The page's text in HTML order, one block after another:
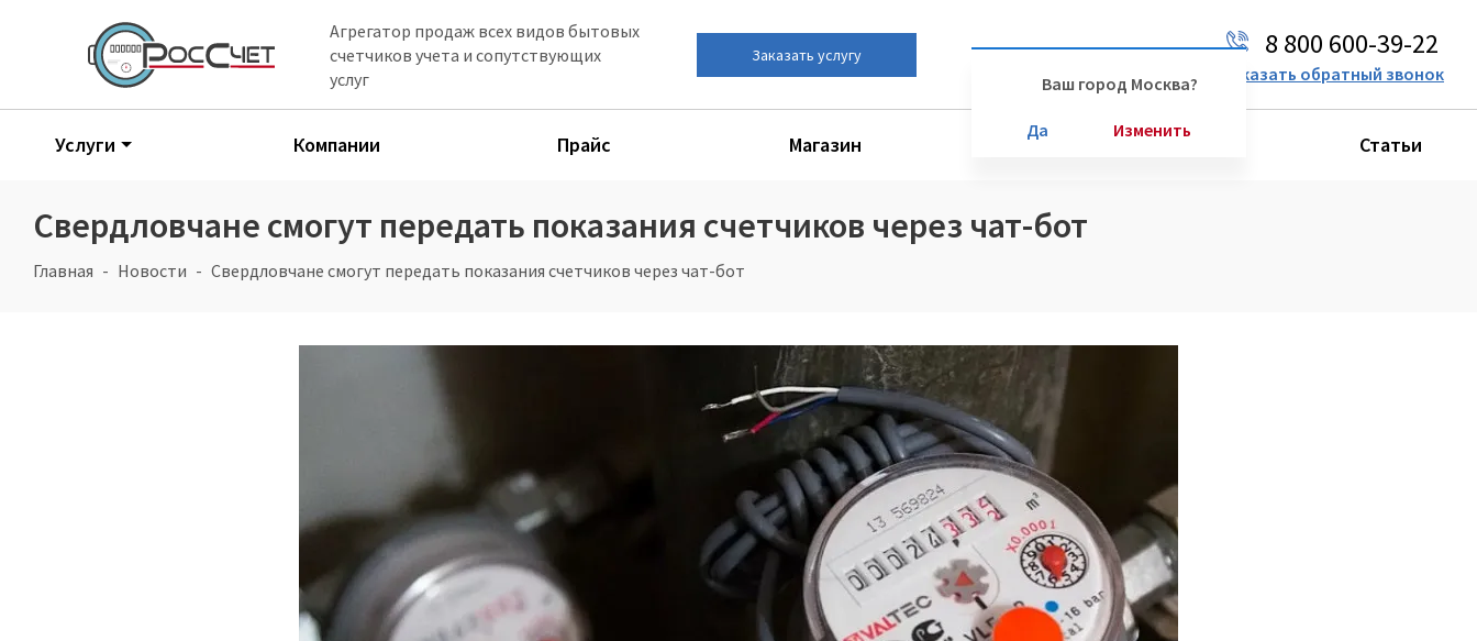
Агрегатор продаж всех видов бытовых
счетчиков учета и сопутствующих
услуг
Заказать услугу
Ваш город Москва?
Да Изменить
8 800 600-39-22
Заказать обратный звонок
Услуги Компании Прайс Магазин Производители Статьи
Свердловчане смогут передать показания счетчиков через чат-бот
Главная Новости Свердловчане смогут передать показания счетчиков через чат-бот